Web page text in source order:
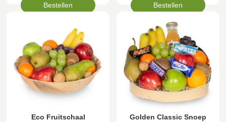
Bestellen Bestellen
Eco Fruitschaal
Golden Classic Snoep